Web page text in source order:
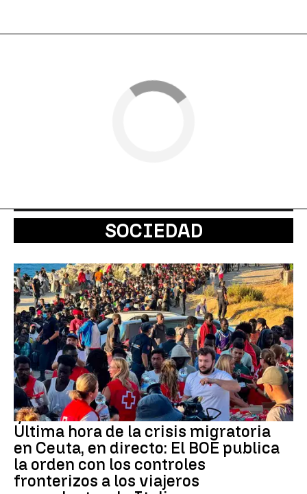
SOCIEDAD
Última hora de la crisis migratoria
en Ceuta, en directo: El BOE publica
la orden con los controles
fronterizos a los viajeros